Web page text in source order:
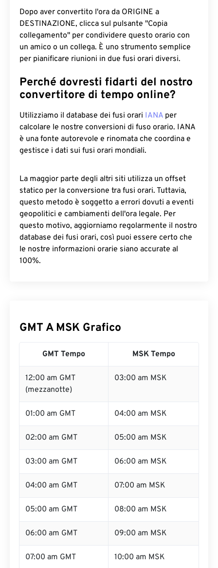
Dopo aver convertito l'ora da ORIGINE a
DESTINAZIONE, clicca sul pulsante "Copia
collegamento" per condividere questo orario con
un amico o un collega. È uno strumento semplice
per pianificare riunioni in due fusi orari diversi.
Perché dovresti fidarti del nostro
convertitore di tempo online?
Utilizziamo il database dei fusi orari IANA per
calcolare le nostre conversioni di fuso orario. IANA
è una fonte autorevole e rinomata che coordina e
gestisce i dati sui fusi orari mondiali.
La maggior parte degli altri siti utilizza un offset
statico per la conversione tra fusi orari. Tuttavia,
questo metodo è soggetto a errori dovuti a eventi
geopolitici e cambiamenti dell'ora legale. Per
questo motivo, aggiorniamo regolarmente il nostro
database dei fusi orari, così puoi essere certo che
le nostre informazioni orarie siano accurate al
100%.
GMT A MSK Grafico
GMT Tempo MSK Tempo
12:00 am GMT
(mezzanotte)
03:00 am MSK
01:00 am GMT 04:00 am MSK
02:00 am GMT 05:00 am MSK
03:00 am GMT 06:00 am MSK
04:00 am GMT 07:00 am MSK
05:00 am GMT 08:00 am MSK
06:00 am GMT 09:00 am MSK
07:00 am GMT 10:00 am MSK